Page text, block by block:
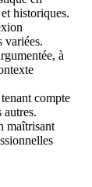
historiques.
variées.
à
compte
autres.
maîtrisant